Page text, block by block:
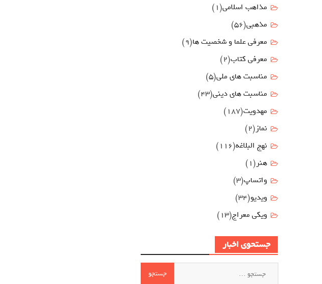
مذاهب اسلامی(1)
مذهبی(56)
معرفی علما و شخصیت ها(9)
معرفی کتاب(2)
مناسبت هاي ملي(5)
مناسبت های دینی(43)
مهدويت(187)
نماز(2)
نهج البلاغه(116)
هنر(1)
واتساپ(3)
ویدیو(34)
ویکی معراج(13)
جستحوی اخبار